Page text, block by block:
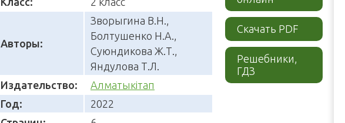
Авторы:
Зворыгина В.Н.,
Болтушенко Н.А.,
Суюндикова Ж.Т.,
Яндулова Т.Л.
Издательство:
Алматыкітап
Год:
2022
Скачать PDF
Решебники,
ГДЗ